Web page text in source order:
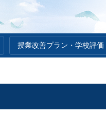
授業改善プラン・学校評価